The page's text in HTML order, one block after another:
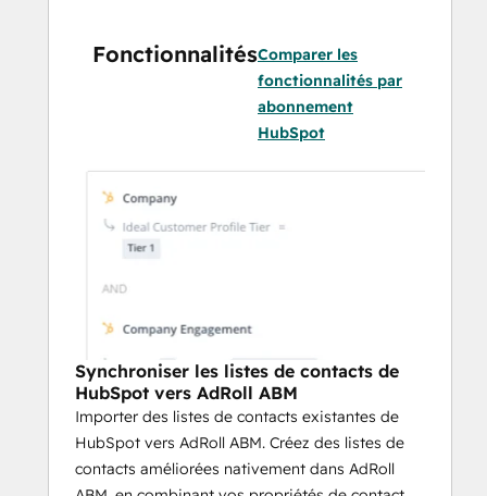
publicitaires numériques dynamiques
pour un impact maximal
Cibler les contacts connus et
inconnus avec des publicités
Donner la priorité aux comptes sur le
marché avec des publicités
numériques
campagnes publicitaires directement
dans HubSpot
d'engagement sur le site web au
niveau du compte à partir d'AdRoll
ABM dans HubSpot et activez par
rapport à ces données dans
HubSpot.
FonctionnalitésComparer les
fonctionnalités par
abonnement
HubSpot
Synchroniser les listes de contacts de
HubSpot vers AdRoll ABM
Importer des listes de contacts existantes de
HubSpot vers AdRoll ABM. Créez des listes de
contacts améliorées nativement dans AdRoll